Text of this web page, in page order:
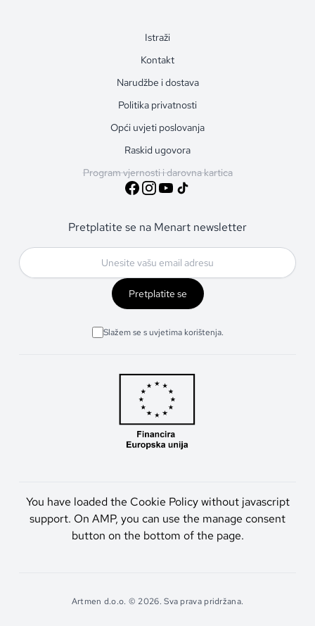
Istraži
Kontakt
Narudžbe i dostava
Politika privatnosti
Opći uvjeti poslovanja
Raskid ugovora
Program vjernosti i darovna kartica
Pretplatite se na Menart newsletter
Pretplatite se
Slažem se s uvjetima korištenja.
You have loaded the Cookie Policy without javascript
support. On AMP, you can use the manage consent
button on the bottom of the page.
Artmen d.o.o. © 2026. Sva prava pridržana.